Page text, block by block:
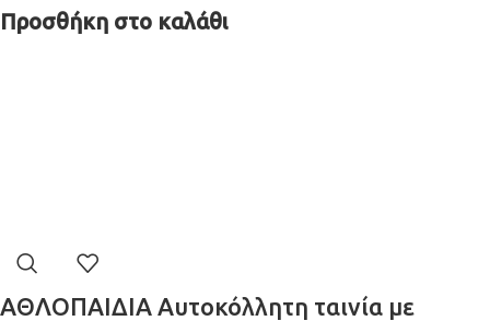
Προσθήκη στο καλάθι
ΑΘΛΟΠΑΙΔΙΑ Αυτοκόλλητη ταινία με